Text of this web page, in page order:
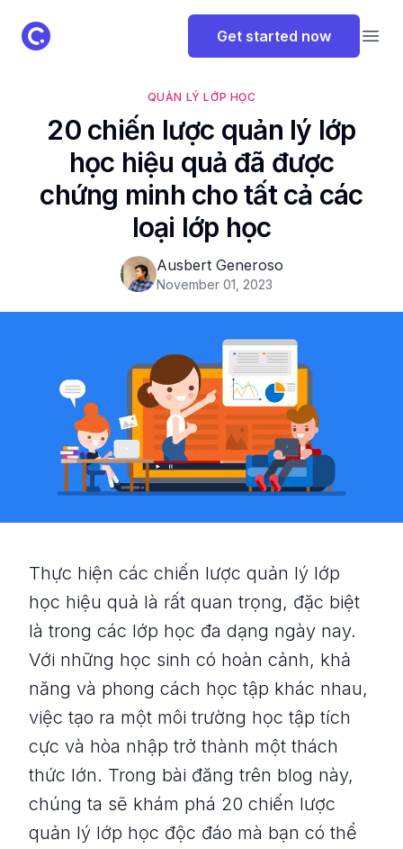
ClassPoint Logo Get started now
QUẢN LÝ LỚP HỌC
20 chiến lược quản lý lớp
học hiệu quả đã được
chứng minh cho tất cả các
loại lớp học
Ausbert Generoso
November 01, 2023
Thực hiện các chiến lược quản lý lớp
học hiệu quả là rất quan trọng, đặc biệt
là trong các lớp học đa dạng ngày nay.
Với những học sinh có hoàn cảnh, khả
năng và phong cách học tập khác nhau,
việc tạo ra một môi trường học tập tích
cực và hòa nhập trở thành một thách
thức lớn. Trong bài đăng trên blog này,
chúng ta sẽ khám phá 20 chiến lược
quản lý lớp học độc đáo mà bạn có thể